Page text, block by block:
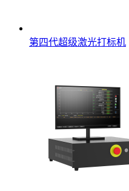
第四代超级激光打标机